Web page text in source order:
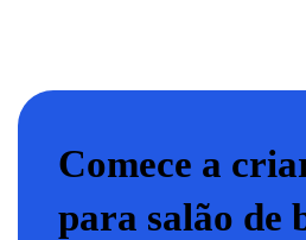
Comece a
para salão de